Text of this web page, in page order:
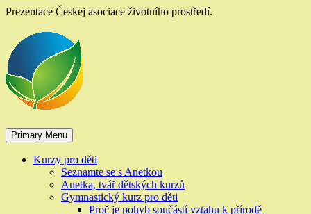
Skip
content
Prezentace Českej asociace životního prostředí.
Primary Menu
Kurzy pro děti
Seznamte se s Anetkou
Anetka, tvář dětských kurzů
Gymnastický kurz pro děti
Proč je pohyb součástí vztahu k přírodě